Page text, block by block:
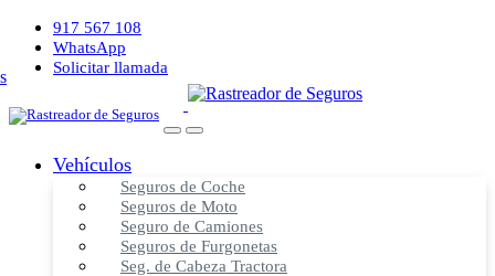
917 567 108
WhatsApp
Solicitar llamada
Vehículos
Seguros de Coche
Seguros de Moto
Seguro de Camiones
Seguros de Furgonetas
Seg. de Cabeza Tractora